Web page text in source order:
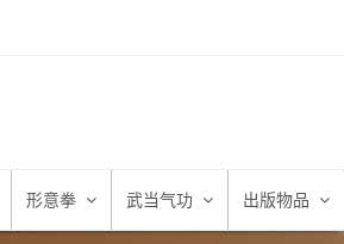
形意拳 武当气功 出版物品